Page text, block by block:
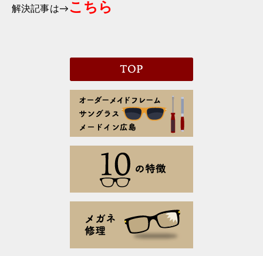
解決記事は→こちら